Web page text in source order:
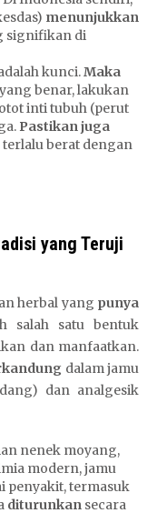
menunjukkan
signifikan di
kunci.Maka
benar, lakukan
inti tubuh (perut
Pastikan juga
berat dengan
yang Teruji
herbal yang punya
salah satu bentuk
dan manfaatkan.
dalam jamu
dan analgesik
nenek moyang,
modern, jamu
penyakit, termasuk
diturunkansecara